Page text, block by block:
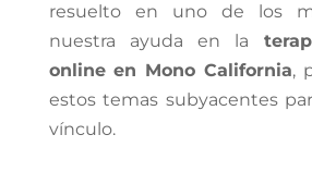
resuelto en uno de los
nuestra ayuda en la
online en Mono California,
estos temas subyacentes
vínculo.